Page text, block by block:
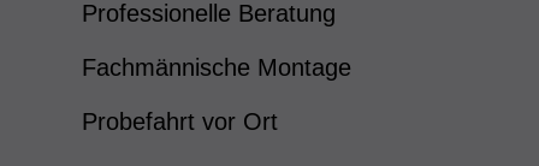
Professionelle Beratung
Fachmännische Montage
Probefahrt vor Ort